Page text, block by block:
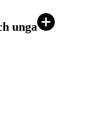
unga